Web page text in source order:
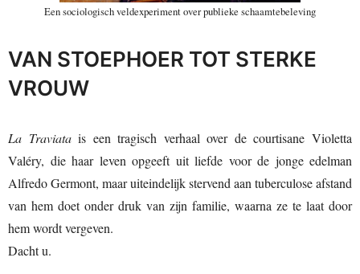
Een sociologisch veldexperiment over publieke schaamtebeleving
VAN STOEPHOER TOT STERKE
VROUW
La Traviatais een tragisch verhaal over de courtisane Violetta
Valéry, die haar leven opgeeft uit liefde voor de jonge edelman
Alfredo Germont, maar uiteindelijk stervend aan tuberculose afstand
van hem doet onder druk van zijn familie, waarna ze te laat door
hem wordt vergeven.
Dacht u.